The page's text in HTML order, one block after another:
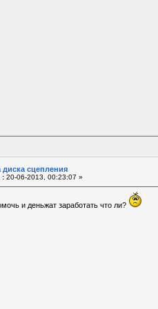
диска сцепления
: 20-06-2013, 00:23:07 »
и деньжат заработать что ли?